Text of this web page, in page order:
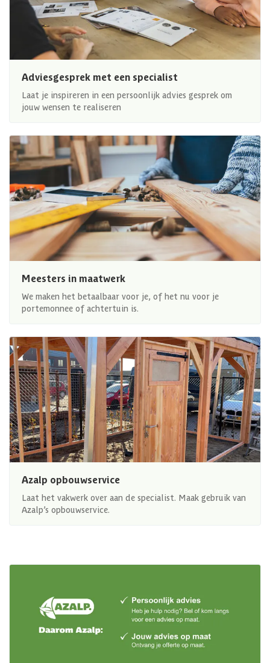
Adviesgesprek met een specialist
Laat je inspireren in een persoonlijk advies gesprek om
jouw wensen te realiseren
Meesters in maatwerk
We maken het betaalbaar voor je, of het nu voor je
portemonnee of achtertuin is.
Azalp opbouwservice
Laat het vakwerk over aan de specialist. Maak gebruik van
Azalp’s opbouwservice.